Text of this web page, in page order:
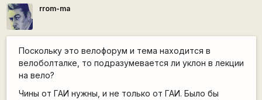
rrom-ma
Поскольку это велофорум и тема находится в
велоболталке, то подразумевается ли уклон в лекции
на вело?
Чины от ГАИ нужны, и не только от ГАИ. Было бы